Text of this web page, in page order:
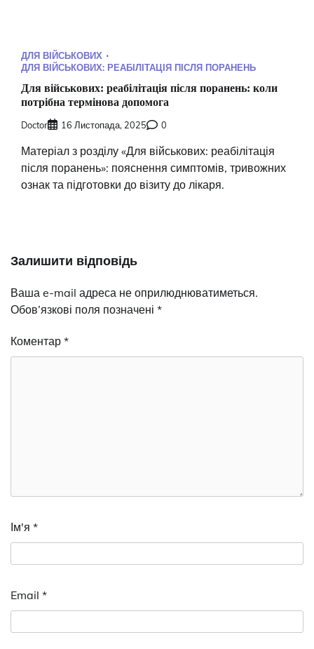
ДЛЯ ВІЙСЬКОВИХ
ДЛЯ ВІЙСЬКОВИХ: РЕАБІЛІТАЦІЯ ПІСЛЯ ПОРАНЕНЬ
Для військових: реабілітація після поранень: коли
потрібна термінова допомога
Doctor 16 Листопада, 2025 0
Матеріал з розділу «Для військових: реабілітація
після поранень»: пояснення симптомів, тривожних
ознак та підготовки до візиту до лікаря.
Залишити відповідь
Ваша e-mail адреса не оприлюднюватиметься.
Обов’язкові поля позначені *
Коментар *
Ім'я *
Email *